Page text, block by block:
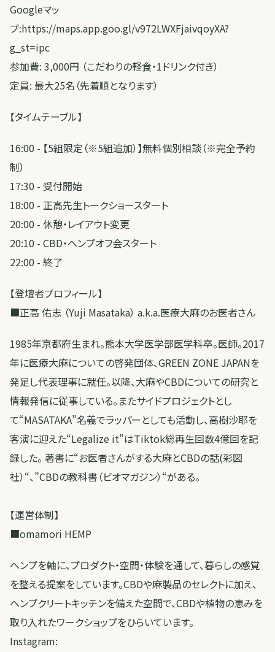
Googleマッ
プ:https://maps.app.goo.gl/v972LWXFjaivqoyXA?
g_st=ipc
参加費: 3,000円 （こだわりの軽食・1ドリンク付き）
定員: 最大25名（先着順となります）
【タイムテーブル】
16:00 - 【5組限定（※5組追加）】無料個別相談（※完全予約
制）
17:30 - 受付開始
18:00 - 正高先生トークショースタート
20:00 - 休憩・レイアウト変更
20:10 - CBD・ヘンプオフ会スタート
22:00 - 終了
【登壇者プロフィール】
■正高 佑志 （Yuji Masataka） a.k.a.医療大麻のお医者さん
1985年京都府生まれ。熊本大学医学部医学科卒。医師。2017
年に医療大麻についての啓発団体、GREEN ZONE JAPANを
発足し代表理事に就任。以降、大麻やCBDについての研究と
情報発信に従事している。またサイドプロジェクトとし
て“MASATAKA”名義でラッパーとしても活動し、高樹沙耶を
客演に迎えた“Legalize it”はTiktok総再生回数4億回を記
録した。 著書に“お医者さんがする大麻とCBDの話(彩図
社）“、”CBDの教科書（ビオマガジン）“がある。
【運営体制】
■omamori HEMP
ヘンプを軸に、プロダクト・空間・体験を通して、暮らしの感覚
を整える提案をしています。CBDや麻製品のセレクトに加え、
ヘンプクリートキッチンを備えた空間で、CBDや植物の恵みを
取り入れたワークショップをひらいています。
Instagram: